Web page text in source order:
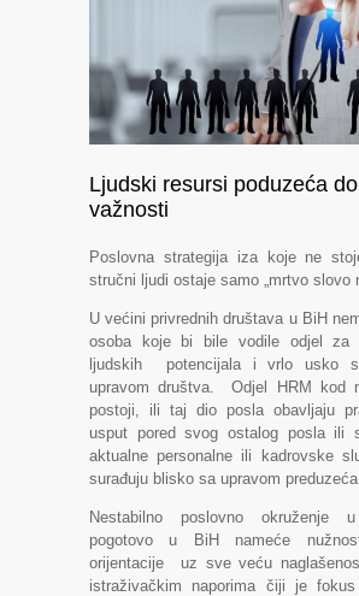
Ljudski resursi poduzeća
važnosti
Poslovna strategija iza koje ne
stručni ljudi ostaje samo „mrtvo slovo
U većini privrednih društava u BiH
osoba koje bi bile vodile odjel za
ljudskih potencijala i vrlo usko
upravom društva. Odjel HRM kod
postoji, ili taj dio posla obavljaju
usput pored svog ostalog posla ili
aktualne personalne ili kadrovske
surađuju blisko sa upravom preduzeća.
Nestabilno poslovno okruženje
pogotovo u BiH nameće
orijentacije uz sve veću
istraživačkim naporima čiji je